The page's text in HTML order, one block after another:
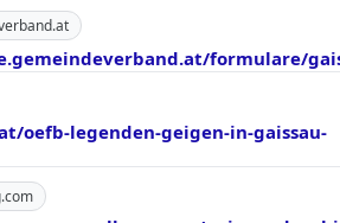
formulare/
oefb-legenden-geigen-in-gaissau-